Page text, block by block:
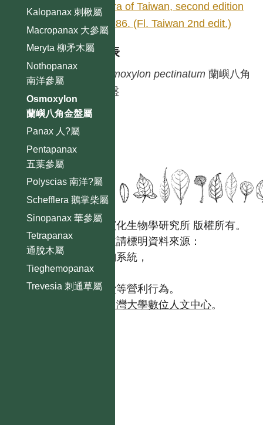
Kalopanax 刺楸屬
Macropanax 大參屬
Meryta 柳矛木屬
Nothopanax
南洋參屬
Osmoxylon
蘭嶼八角金盤屬
Panax 人?屬
Pentapanax
五葉參屬
Polyscias 南洋?屬
Schefflera 鵝掌柴屬
Sinopanax 華參屬
Tetrapanax
通脫木屬
Tieghemopanax
Trevesia 刺通草屬
Flora of Taiwan, second edition
3: 986. (Fl. Taiwan 2nd edit.)
種列表
Osmoxylon pectinatum 蘭嶼八角
金盤
國立台灣大學生態學與演化生物學研究所 版權所有。
歡迎引用本網站資料，並請標明資料來源：
【台灣植物資訊整合查詢系統，
https://tai2.ntu.edu.tw。】
且不得有收取資料查詢費等營利行為。
台灣大學數位人文中心。